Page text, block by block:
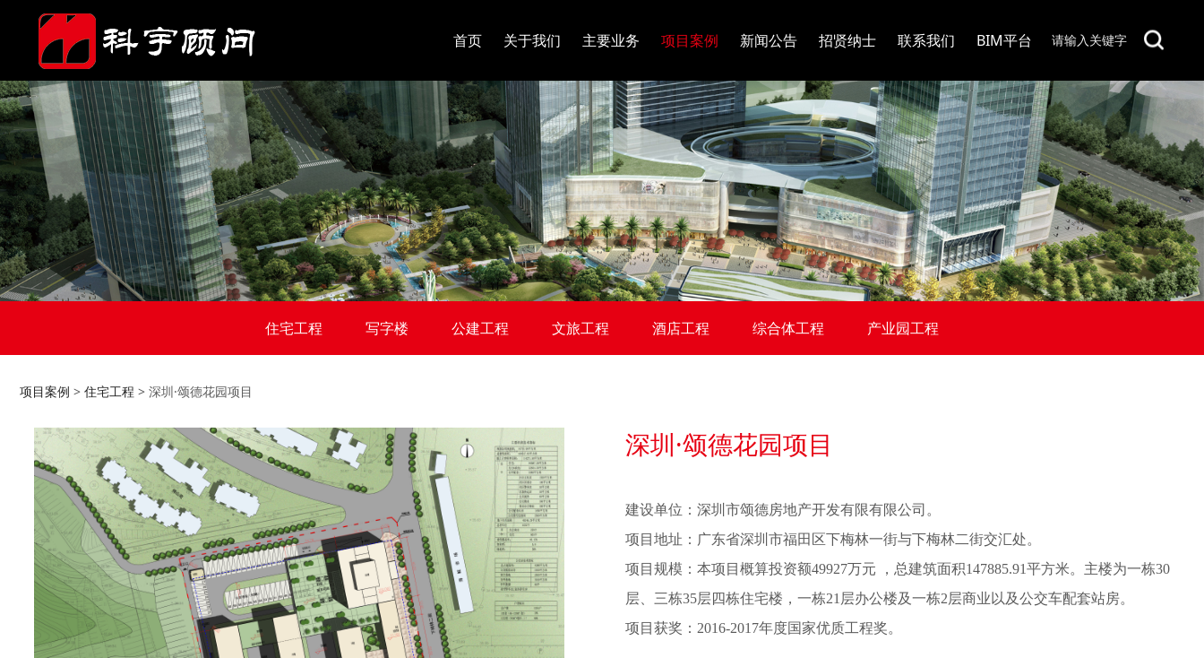
首页 关于我们 主要业务 项目案例 新闻公告 招贤纳士 联系我们 BIM平台
住宅工程 写字楼 公建工程 文旅工程 酒店工程 综合体工程 产业园工程
深圳·颂德花园项目
项目案例 > 住宅工程 > 深圳·颂德花园项目
深圳·颂德花园项目
建设单位：深圳市颂德房地产开发有限有限公司。
项目地址：广东省深圳市福田区下梅林一街与下梅林二街交汇处。
项目规模：本项目概算投资额49927万元 ，总建筑面积147885.91平方米。主楼为一栋30
层、三栋35层四栋住宅楼，一栋21层办公楼及一栋2层商业以及公交车配套站房。
项目获奖：2016-2017年度国家优质工程奖。